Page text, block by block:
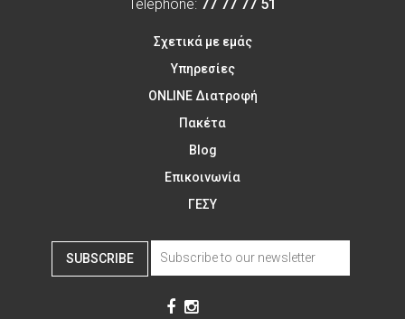
Telephone: 77 77 77 51
Σχετικά με εμάς
Υπηρεσίες
ONLINE Διατροφή
Πακέτα
Blog
Επικοινωνία
ΓΕΣΥ
SUBSCRIBE